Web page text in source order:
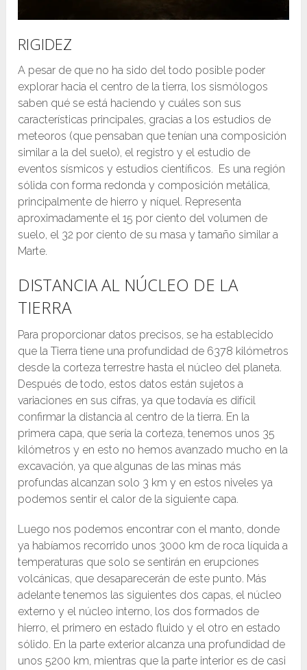
RIGIDEZ
A pesar de que no ha sido del todo posible poder
explorar hacia el centro de la tierra, los sismólogos
saben qué se está haciendo y cuáles son sus
características principales, gracias a los estudios de
meteoros (que pensaban que tenían una composición
similar a la del suelo), el registro y el estudio de
eventos sísmicos y estudios científicos. Es una región
sólida con forma redonda y composición metálica,
principalmente de hierro y níquel. Representa
aproximadamente el 15 por ciento del volumen de
suelo, el 32 por ciento de su masa y tamaño similar a
Marte.
DISTANCIA AL NÚCLEO DE LA
TIERRA
Para proporcionar datos precisos, se ha establecido
que la Tierra tiene una profundidad de 6378 kilómetros
desde la corteza terrestre hasta el núcleo del planeta.
Después de todo, estos datos están sujetos a
variaciones en sus cifras, ya que todavía es difícil
confirmar la distancia al centro de la tierra. En la
primera capa, que sería la corteza, tenemos unos 35
kilómetros y en esto no hemos avanzado mucho en la
excavación, ya que algunas de las minas más
profundas alcanzan solo 3 km y en estos niveles ya
podemos sentir el calor de la siguiente capa.
Luego nos podemos encontrar con el manto, donde
ya habíamos recorrido unos 3000 km de roca líquida a
temperaturas que solo se sentirán en erupciones
volcánicas, que desaparecerán de este punto. Más
adelante tenemos las siguientes dos capas, el núcleo
externo y el núcleo interno, los dos formados de
hierro, el primero en estado fluido y el otro en estado
sólido. En la parte exterior alcanza una profundidad de
unos 5200 km, mientras que la parte interior es de casi